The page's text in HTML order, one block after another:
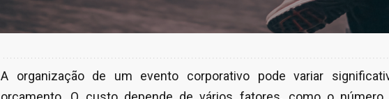
A organização de um evento corporativo pode variar